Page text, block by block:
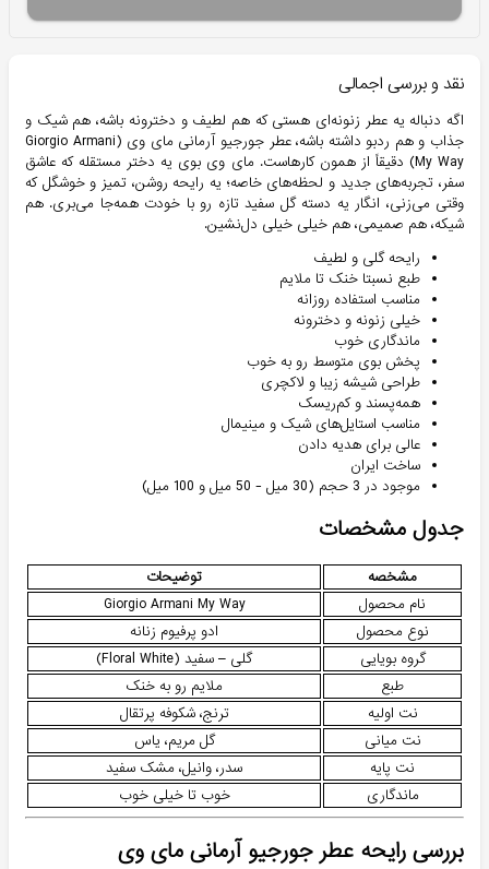
نقد و بررسی اجمالی
اگه دنباله یه عطر زنونه‌ای هستی که هم لطیف و دخترونه باشه، هم شیک و
جذاب و هم ردبو داشته باشه، عطر جورجیو آرمانی مای وی (Giorgio Armani
My Way) دقیقاً از همون کارهاست. مای وی بوی یه دختر مستقله که عاشق
سفر، تجربه‌های جدید و لحظه‌های خاصه؛ یه رایحه روشن، تمیز و خوشگل که
وقتی می‌زنی، انگار یه دسته گل سفید تازه رو با خودت همه‌جا می‌بری. هم
شیکه، هم صمیمی، هم خیلی خیلی دل‌نشین.
رایحه گلی و لطیف
طبع نسبتا خنک تا ملایم
مناسب استفاده روزانه
خیلی زنونه و دخترونه
ماندگاری خوب
پخش بوی متوسط رو به خوب
طراحی شیشه زیبا و لاکچری
همه‌پسند و کم‌ریسک
مناسب استایل‌های شیک و مینیمال
عالی برای هدیه دادن
ساخت ایران
موجود در 3 حجم (30 میل - 50 میل و 100 میل)
جدول مشخصات
مشخصه
توضیحات
نام محصول
Giorgio Armani My Way
نوع محصول
ادو پرفیوم زنانه
گروه بویایی
گلی – سفید (Floral White)
طبع
ملایم رو به خنک
نت اولیه
ترنج، شکوفه پرتقال
نت میانی
گل مریم، یاس
نت پایه
سدر، وانیل، مشک سفید
ماندگاری
خوب تا خیلی خوب
بررسی رایحه عطر جورجیو آرمانی مای وی